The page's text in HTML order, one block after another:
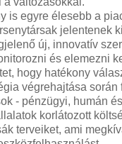
is egyre élesebb a
jelentenek
új, innovatív
és elemezni
hogy hatékony
végrehajtása során
- pénzügyi, humán
korlátozott
terveiket, ami